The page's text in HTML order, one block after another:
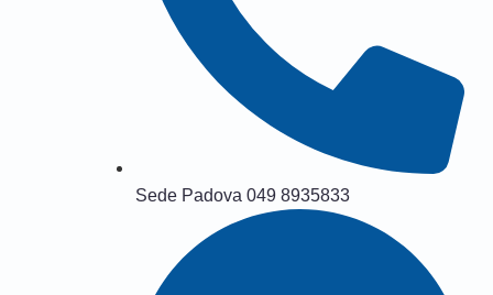
Sede Padova 049 8935833